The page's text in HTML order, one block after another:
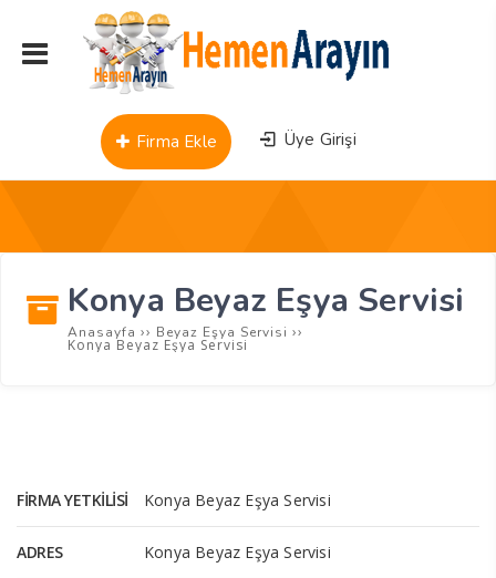
Üye Girişi
Firma Ekle
Konya Beyaz Eşya Servisi
Anasayfa ›› Beyaz Eşya Servisi ››
Konya Beyaz Eşya Servisi
FIRMA YETKILISI Konya Beyaz Eşya Servisi
ADRES Konya Beyaz Eşya Servisi